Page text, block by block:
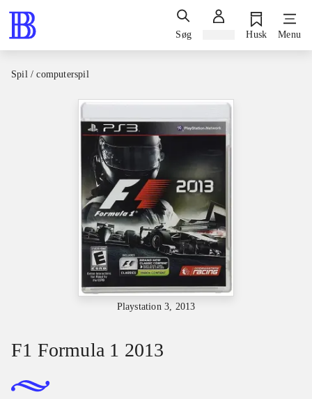
Søg Husk Menu
Spil / computerspil
Playstation 3, 2013
F1 Formula 1 2013